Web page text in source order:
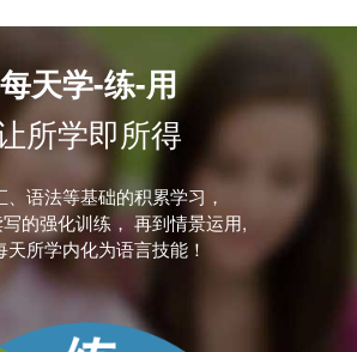
每天学-练-用
所学即所得
、语法等基础的积累学习，
的强化训练， 再到情景运用,
天所学内化为语言技能！